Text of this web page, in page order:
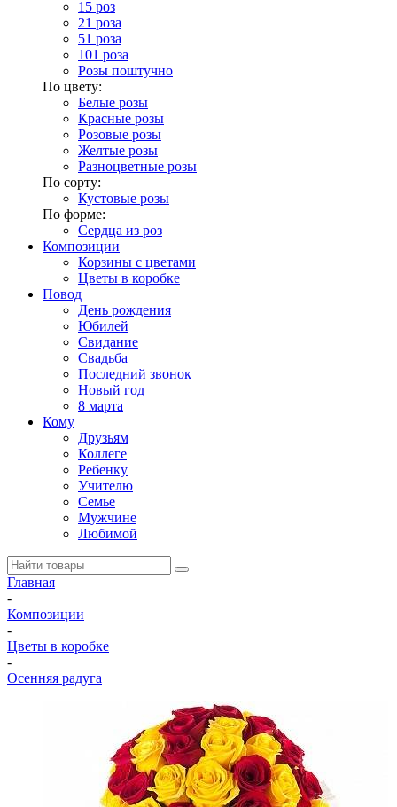
15 роз
21 роза
51 роза
101 роза
Розы поштучно
По цвету:
Белые розы
Красные розы
Розовые розы
Желтые розы
Разноцветные розы
По сорту:
Кустовые розы
По форме:
Сердца из роз
Композиции
Корзины с цветами
Цветы в коробке
Повод
День рождения
Юбилей
Свидание
Свадьба
Последний звонок
Новый год
8 марта
Кому
Друзьям
Коллеге
Ребенку
Учителю
Семье
Мужчине
Любимой
Главная
-
Композиции
-
Цветы в коробке
-
Осенняя радуга